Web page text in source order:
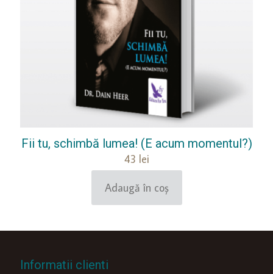
Fii tu, schimbă lumea! (E acum momentul?)
43 lei
Adaugă în coș
Informatii clienti